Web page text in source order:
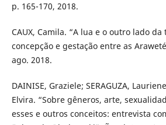
p. 165-170, 2018.
CAUX, Camila. “A lua e o outro lado
concepção e gestação entre as
ago. 2018.
DAINISE, Graziele; SERAGUZA,
Elvira. “Sobre gêneros, arte,
esses e outros conceitos: entrevista